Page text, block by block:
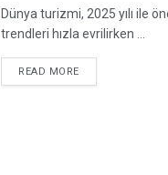
Dünya turizmi, 2025 yılı ile
trendleri hızla evrilirken ...
READ MORE